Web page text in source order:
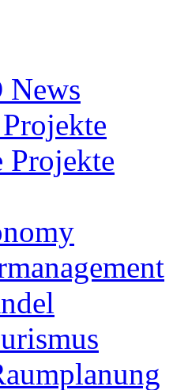
News
Projekte